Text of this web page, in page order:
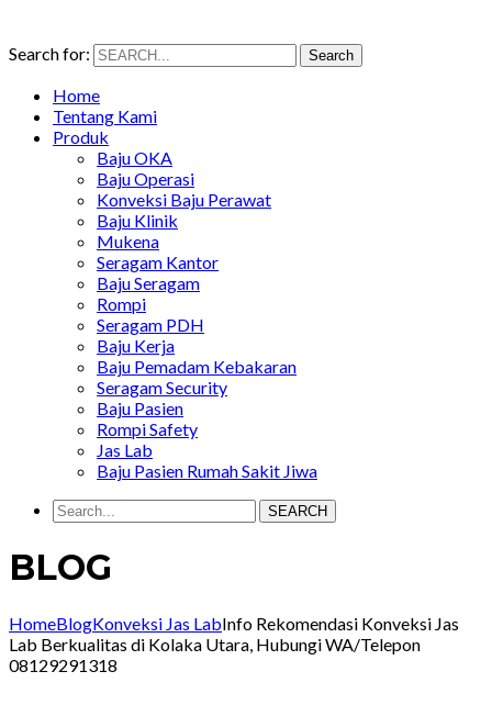
Search for: Search
Home
Tentang Kami
Produk
Baju OKA
Baju Operasi
Konveksi Baju Perawat
Baju Klinik
Mukena
Seragam Kantor
Baju Seragam
Rompi
Seragam PDH
Baju Kerja
Baju Pemadam Kebakaran
Seragam Security
Baju Pasien
Rompi Safety
Jas Lab
Baju Pasien Rumah Sakit Jiwa
SEARCH
BLOG
HomeBlogKonveksi Jas LabInfo Rekomendasi Konveksi Jas
Lab Berkualitas di Kolaka Utara, Hubungi WA/Telepon
08129291318